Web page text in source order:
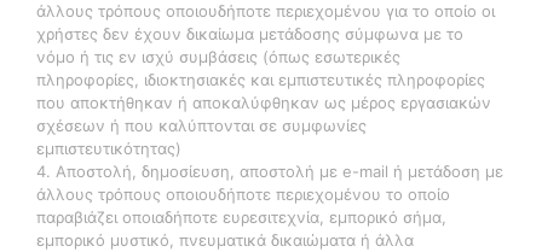
άλλους τρόπους οποιουδήποτε περιεχομένου για το οποίο οι
χρήστες δεν έχουν δικαίωμα μετάδοσης σύμφωνα με το
νόμο ή τις εν ισχύ συμβάσεις (όπως εσωτερικές
πληροφορίες, ιδιοκτησιακές και εμπιστευτικές πληροφορίες
που αποκτήθηκαν ή αποκαλύφθηκαν ως μέρος εργασιακών
σχέσεων ή που καλύπτονται σε συμφωνίες
εμπιστευτικότητας)
4. Αποστολή, δημοσίευση, αποστολή με e-mail ή μετάδοση με
άλλους τρόπους οποιουδήποτε περιεχομένου το οποίο
παραβιάζει οποιαδήποτε ευρεσιτεχνία, εμπορικό σήμα,
εμπορικό μυστικό, πνευματικά δικαιώματα ή άλλα